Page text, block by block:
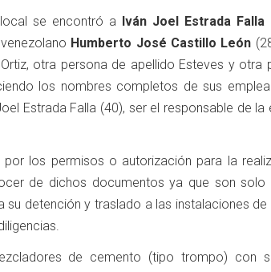
se encontró a Iván Joel Estrada Falla
Humberto José Castillo León
otra persona de apellido Esteves y
los nombres completos de sus
Estrada Falla (40), ser el responsable de
los permisos o autorización para la
de dichos documentos ya que son
su detención y traslado a las instalaciones de
de cemento (tipo trompo) con